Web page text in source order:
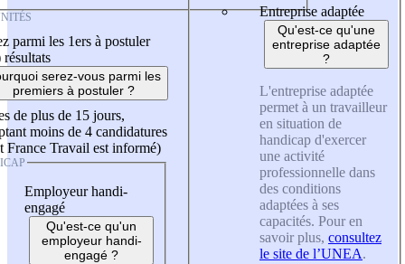
parmi les 1ers à postuler
résultats
serez-vous parmi les
premiers à postuler ?
de plus de 15 jours,
moins de 4 candidatures
France Travail est informé)
Employeur handi-
engagé
Qu'est-ce qu'un
employeur handi-
engagé ?
Entreprise adaptée
Qu'est-ce qu'une
entreprise adaptée
?
L'entreprise adaptée
permet à un travailleur
en situation de
handicap d'exercer
une activité
professionnelle dans
des conditions
adaptées à ses
capacités. Pour en
savoir plus, consultez
le site de l’UNEA.